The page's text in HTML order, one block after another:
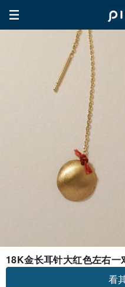
18K金长耳针大红色左右一
看